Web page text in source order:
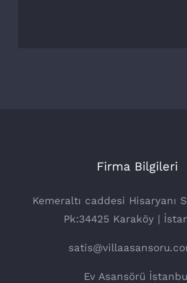
Firma Bilgileri
Kemeraltı caddesi Hisaryanı
Pk:34425 Karaköy |
Ev Asansörü